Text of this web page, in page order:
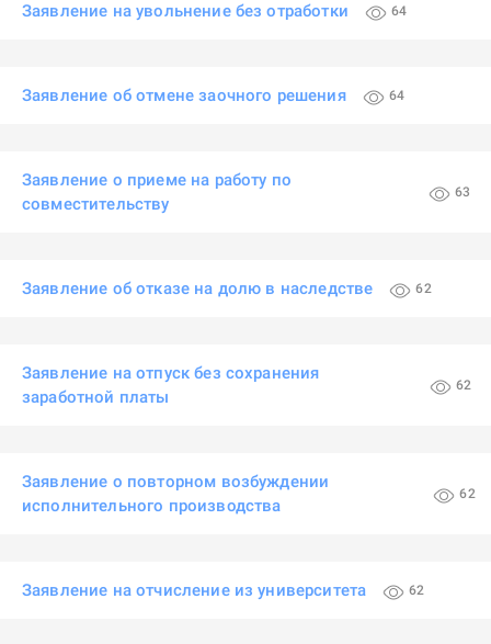
Заявление на увольнение без отработки 64
Заявление об отмене заочного решения 64
Заявление о приеме на работу по
совместительству
63
Заявление об отказе на долю в наследстве 62
Заявление на отпуск без сохранения
заработной платы
62
Заявление о повторном возбуждении
исполнительного производства
62
Заявление на отчисление из университета 62